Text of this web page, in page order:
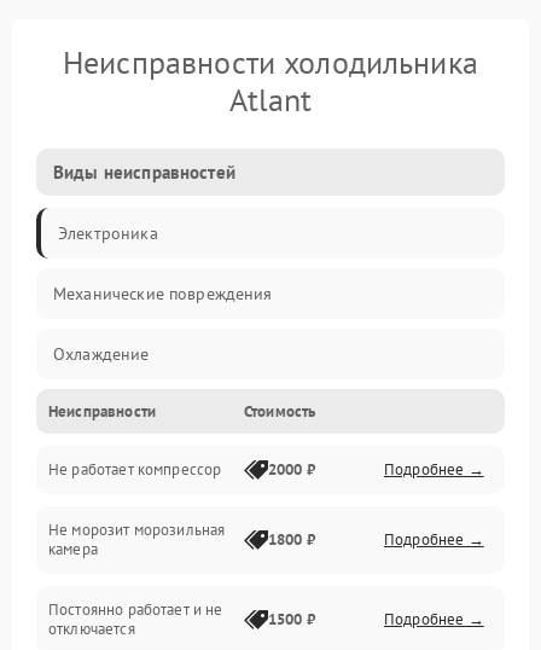
Неисправности холодильника
Atlant
Виды неисправностей
Электроника
Механические повреждения
Охлаждение
Механика
Электропитание
Дренаж
Неисправности Стоимость
Не работает компрессор 2000 ₽ Подробнее →
Не морозит морозильная
камера
1800 ₽ Подробнее →
Постоянно работает и не
отключается
1500 ₽ Подробнее →